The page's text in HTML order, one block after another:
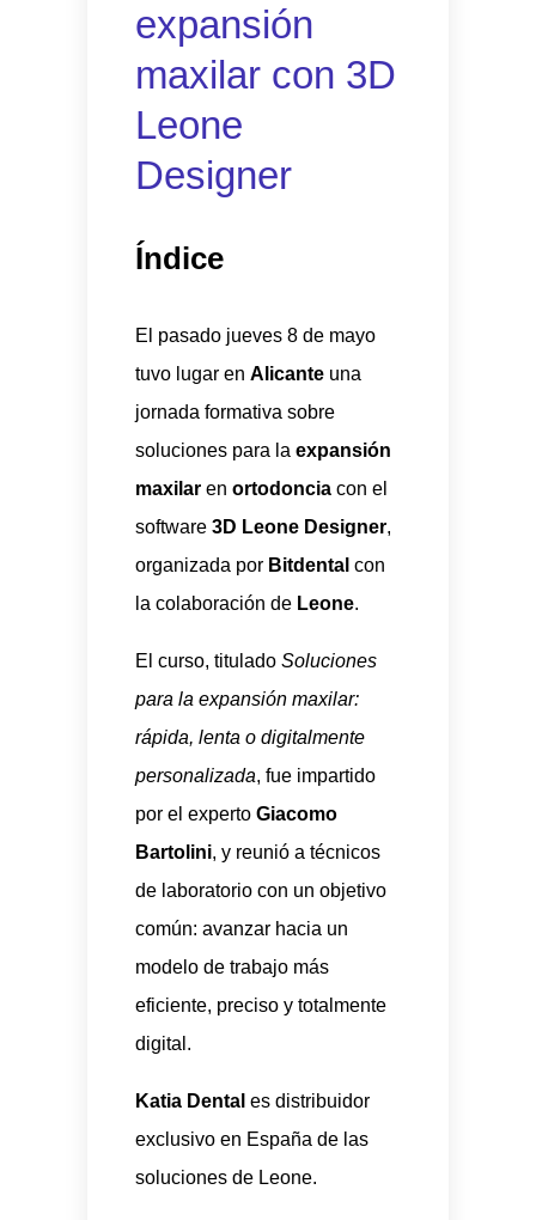
expansión
maxilar con 3D
Leone
Designer
Índice
El pasado jueves 8 de mayo
tuvo lugar en Alicanteuna
jornada formativa sobre
soluciones para la expansión
maxilar en ortodonciacon el
software3D Leone Designer,
organizada por Bitdental con
la colaboración de Leone.
El curso, titulado Soluciones
para la expansión maxilar:
rápida, lenta o digitalmente
personalizada, fue impartido
por el experto Giacomo
Bartolini, y reunió a técnicos
de laboratorio con un objetivo
común: avanzar hacia un
modelo de trabajo más
eficiente, preciso y totalmente
digital.
Katia Dental es distribuidor
exclusivo en España de las
soluciones de Leone.